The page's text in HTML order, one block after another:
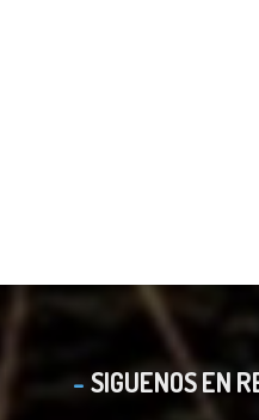
SIGUENOS EN